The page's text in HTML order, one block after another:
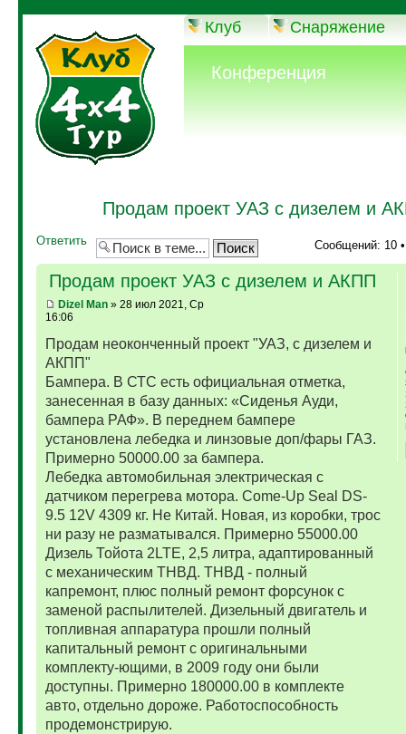
Клуб Снаряжение
Конференция
Продам проект УАЗ с дизелем и
Ответить Сообщений: 10
Продам проект УАЗ с дизелем и АКПП
Dizel Man» 28 июл 2021, Ср
16:06
Продам неоконченный проект "УАЗ, с дизелем и
АКПП"
Бампера. В СТС есть официальная отметка,
занесенная в базу данных: «Сиденья Ауди,
бампера РАФ». В переднем бампере
установлена лебедка и линзовые доп/фары ГАЗ.
Примерно 50000.00 за бампера.
Лебедка автомобильная электрическая с
датчиком перегрева мотора. Come-Up Seal DS-
9.5 12V 4309 кг. Не Китай. Новая, из коробки, трос
ни разу не разматывался. Примерно 55000.00
Дизель Тойота 2LTE, 2,5 литра, адаптированный
с механическим ТНВД. ТНВД - полный
капремонт, плюс полный ремонт форсунок с
заменой распылителей. Дизельный двигатель и
топливная аппаратура прошли полный
капитальный ремонт с оригинальными
комплекту-ющими, в 2009 году они были
доступны. Примерно 180000.00 в комплекте
авто, отдельно дороже. Работоспособность
продемонстрирую.